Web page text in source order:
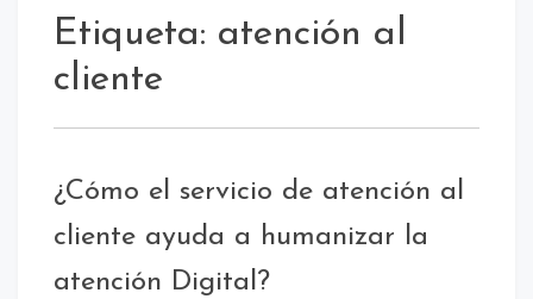
Etiqueta: atención al
cliente
¿Cómo el servicio de atención al
cliente ayuda a humanizar la
atención Digital?